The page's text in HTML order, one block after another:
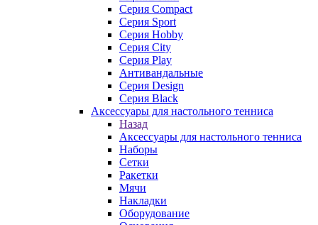
Серия Compact
Серия Sport
Серия Hobby
Серия City
Серия Play
Антивандальные
Серия Design
Серия Black
Аксессуары для настольного тенниса
Назад
Аксессуары для настольного тенниса
Наборы
Сетки
Ракетки
Мячи
Накладки
Оборудование